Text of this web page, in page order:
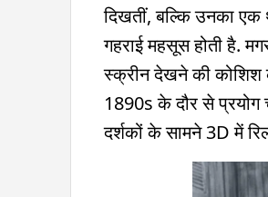
दिखतीं, बल्कि उनका
गहराई महसूस होती है.
स्क्रीन देखने की कोशिश
1890s के दौर से
दर्शकों के सामने 3D में